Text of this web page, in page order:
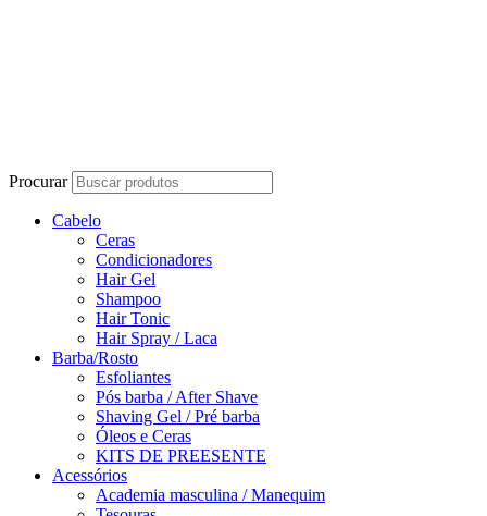
Procurar
Cabelo
Ceras
Condicionadores
Hair Gel
Shampoo
Hair Tonic
Hair Spray / Laca
Barba/Rosto
Esfoliantes
Pós barba / After Shave
Shaving Gel / Pré barba
Óleos e Ceras
KITS DE PREESENTE
Acessórios
Academia masculina / Manequim